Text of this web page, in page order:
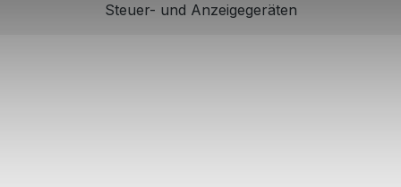
Steuer- und Anzeigegeräten